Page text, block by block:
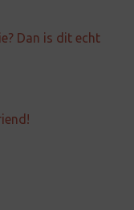
Dan is dit echt